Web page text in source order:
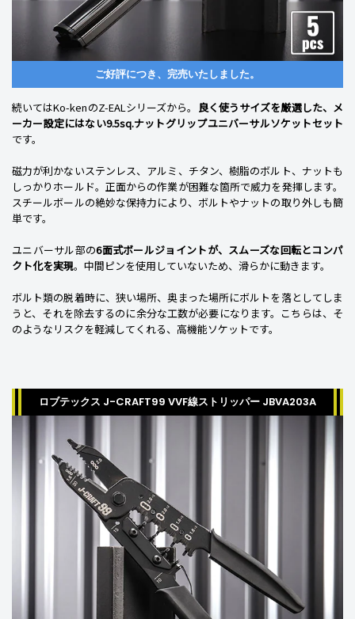
ご好評につき、完売いたしました。
続いてはKo-kenのZ-EALシリーズから。 良く使うサイズを厳選した、メ
ーカー設定にはない9.5sq.ナットグリップユニバーサルソケットセット
です。
磁力が利かないステンレス、アルミ、チタン、樹脂のボルト、ナットも
しっかりホールド。正面からの作業が困難な箇所で威力を発揮します。
スチールボールの絶妙な保持力により、ボルトやナットの取り外しも簡
単です。
ユニバーサル部の6面式ボールジョイントが、スムーズな回転とコンパ
クト化を実現。中間ピンを使用していないため、滑らかに動きます。
ボルト類の脱着時に、狭い場所、奥まった場所にボルトを落としてしま
うと、それを除去するのに余分な工数が必要になります。こちらは、そ
のようなリスクを軽減してくれる、高機能ソケットです。
ロブテックス J-CRAFT99 VVF線ストリッパー JBVA203A